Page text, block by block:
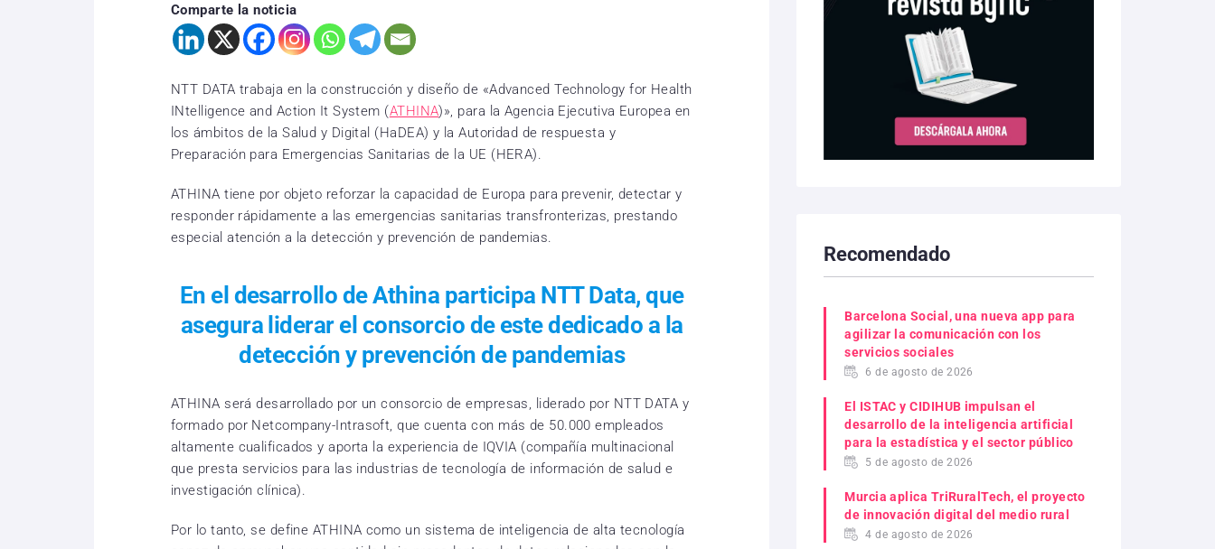
Comparte la noticia
NTT DATA trabaja en la construcción y diseño de «Advanced Technology for Health
INtelligence and Action It System (ATHINA)», para la Agencia Ejecutiva Europea en
los ámbitos de la Salud y Digital (HaDEA) y la Autoridad de respuesta y
Preparación para Emergencias Sanitarias de la UE (HERA).
ATHINA tiene por objeto reforzar la capacidad de Europa para prevenir, detectar y
responder rápidamente a las emergencias sanitarias transfronterizas, prestando
especial atención a la detección y prevención de pandemias.
En el desarrollo de Athina participa NTT Data, que
asegura liderar el consorcio de este dedicado a la
detección y prevención de pandemias
ATHINA será desarrollado por un consorcio de empresas, liderado por NTT DATA y
formado por Netcompany-Intrasoft, que cuenta con más de 50.000 empleados
altamente cualificados y aporta la experiencia de IQVIA (compañía multinacional
que presta servicios para las industrias de tecnología de información de salud e
investigación clínica).
Por lo tanto, se define ATHINA como un sistema de inteligencia de alta tecnología
Recomendado
Barcelona Social, una nueva app para
agilizar la comunicación con los
servicios sociales
6 de agosto de 2026
El ISTAC y CIDIHUB impulsan el
desarrollo de la inteligencia artificial
para la estadística y el sector público
5 de agosto de 2026
Murcia aplica TriRuralTech, el proyecto
de innovación digital del medio rural
4 de agosto de 2026